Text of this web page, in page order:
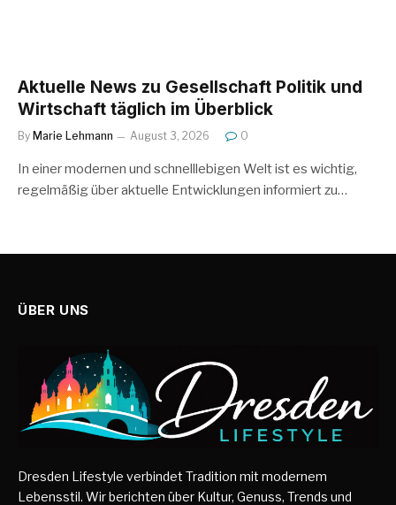
Aktuelle News zu Gesellschaft Politik und
Wirtschaft täglich im Überblick
By Marie Lehmann August 3, 2026 0
In einer modernen und schnelllebigen Welt ist es wichtig,
regelmäßig über aktuelle Entwicklungen informiert zu…
ÜBER UNS
Dresden Lifestyle verbindet Tradition mit modernem
Lebensstil. Wir berichten über Kultur, Genuss, Trends und